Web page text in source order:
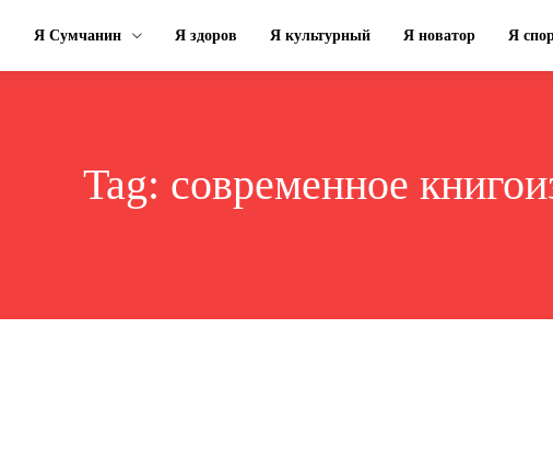
Я Сумчанин Я здоров Я культурный Я новатор Я
Tag: современное